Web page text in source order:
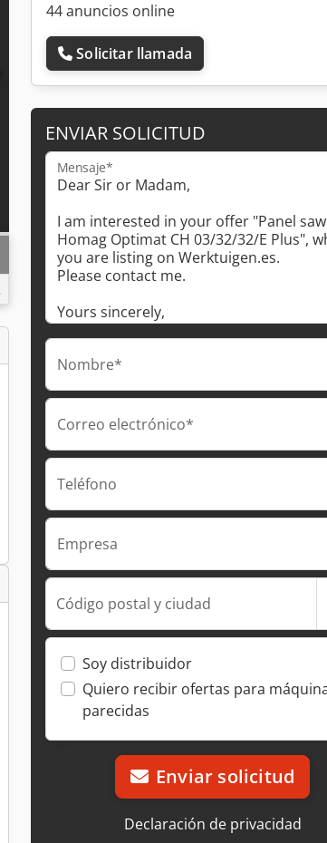
44 anuncios online
Solicitar llamada
ENVIAR SOLICITUD
Mensaje*
Nombre*
Correo electrónico*
Teléfono
Empresa
Código postal y ciudad
Soy distribuidor
Quiero recibir ofertas para
parecidas
Enviar solicitud
Declaración de privacidad